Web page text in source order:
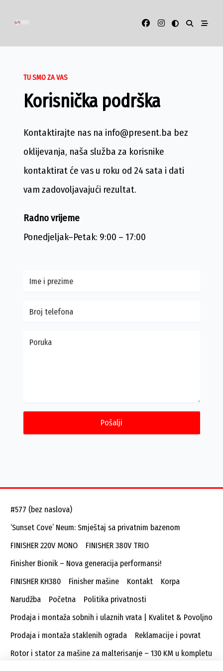
content
TU SMO ZA VAS
Korisnička podrška
Kontaktirajte nas na info@present.ba bez
oklijevanja, naša služba za korisnike
kontaktirat će vas u roku od 24 sata i dati
vam zadovoljavajući rezultat.
Radno vrijeme
Ponedjeljak–Petak: 9:00 – 17:00
Ime i prezime
Broj telefona
Poruka
#577 (bez naslova)
‘Sunset Cove’ Neum: Smještaj sa privatnim bazenom
FINISHER 220V MONO
FINISHER 380V TRIO
Finisher Bionik – Nova generacija performansi!
FINISHER KH380
Finisher mašine Kontakt
Korpa
Narudžba
Početna
Politika privatnosti
Prodaja i montaža sobnih i ulaznih vrata | Kvalitet & Povoljno
Prodaja i montaža staklenih ograda
Reklamacije i povrat
Rotor i stator za mašine za malterisanje – 130 KM u kompletu